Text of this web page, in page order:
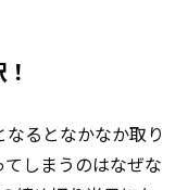
るとなかなか取り
しまうのはなぜな